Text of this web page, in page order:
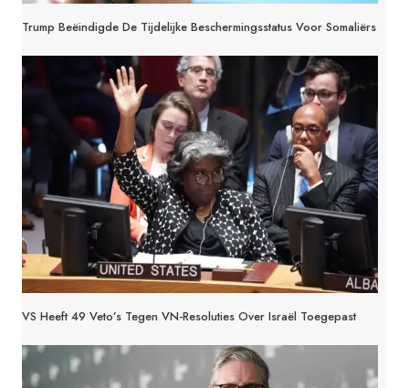
Trump Beëindigde De Tijdelijke Beschermingsstatus Voor Somaliërs
VS Heeft 49 Veto’s Tegen VN-Resoluties Over Israël Toegepast